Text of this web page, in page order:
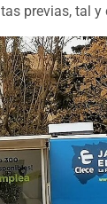
previas, tal